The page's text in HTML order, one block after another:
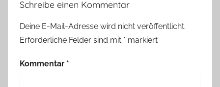
Schreibe einen Kommentar
Deine E-Mail-Adresse wird nicht veröffentlicht.
Erforderliche Felder sind mit * markiert
Kommentar *